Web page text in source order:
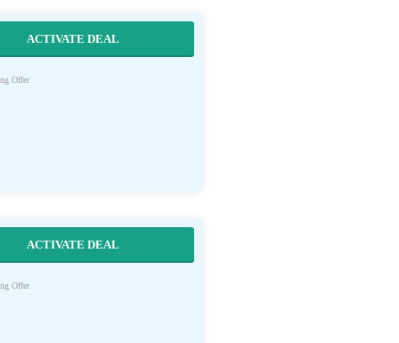
ACTIVATE DEAL
Offer
ACTIVATE DEAL
Offer